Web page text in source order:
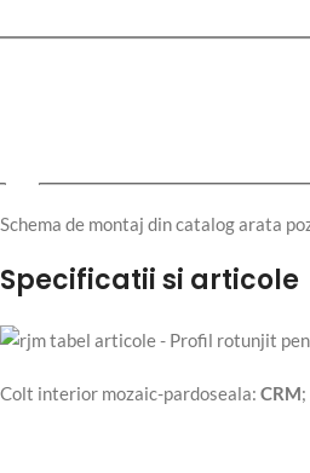
Schema de montaj din catalog arata
Specificatii si articole
Colt interior mozaic-pardoseala: CRM